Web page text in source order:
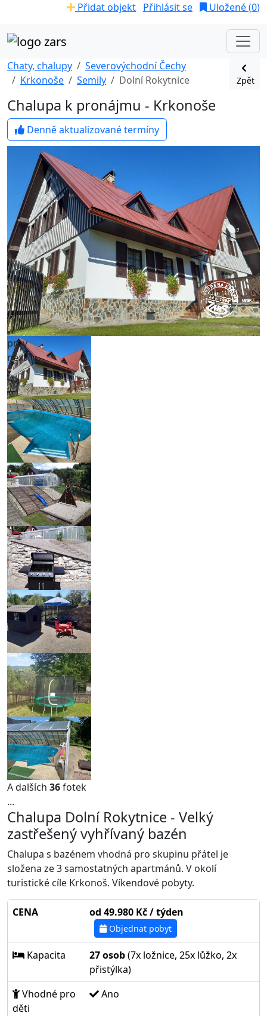
Přidat objekt Přihlásit se Uložené (0)
Chaty, chalupy
Severovýchodní Čechy
Krkonoše
Semily Dolní Rokytnice Zpět
Chalupa k pronájmu - Krkonoše
Denně aktualizované termíny
prev
next
A dalších 36fotek
...
Chalupa Dolní Rokytnice - Velký
zastřešený vyhřívaný bazén
Chalupa s bazénem vhodná pro skupinu přátel je
složena ze 3 samostatných apartmánů. V okolí
turistické cíle Krkonoš. Víkendové pobyty.
CENA od 49.980 Kč / týden
Objednat pobyt
Kapacita 27 osob(7x ložnice, 25x lůžko, 2x
přistýlka)
Vhodné pro
děti
Ano